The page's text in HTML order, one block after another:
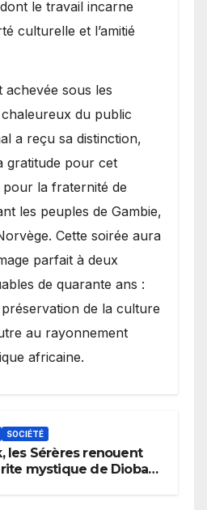
le travail incarne
culturelle et l’amitié
achevée sous les
du public
a reçu sa distinction,
gratitude pour cet
la fraternité de
les peuples de Gambie,
Cette soirée aura
parfait à deux
de quarante ans :
de la culture
au rayonnement
africaine.
SOCIÉTÉ
les Sérères renouent
mystique de Diobaye